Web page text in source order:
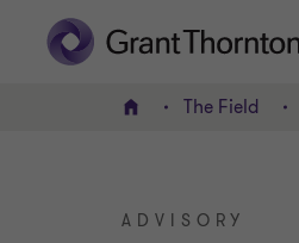
ACCUEILThe Field
ADVISORY